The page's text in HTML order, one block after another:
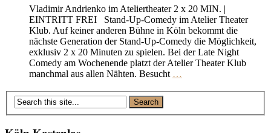
Vladimir Andrienko im Ateliertheater 2 x 20 MIN. |
EINTRITT FREI Stand-Up-Comedy im Atelier Theater
Klub. Auf keiner anderen Bühne in Köln bekommt die
nächste Generation der Stand-Up-Comedy die Möglichkeit,
exklusiv 2 x 20 Minuten zu spielen. Bei der Late Night
Comedy am Wochenende platzt der Atelier Theater Klub
manchmal aus allen Nähten. Besucht …